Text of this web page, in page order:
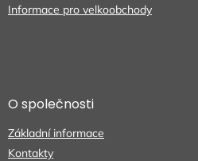
Informace pro velkoobchody
O společnosti
Základní informace
Kontakty